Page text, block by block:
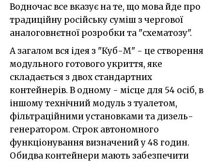
Водночас все вказує на те, що мова йде про
традиційну російську суміш з чергової
аналоговнєтної розробки та "схематозу".
А загалом вся ідея з "Куб-М" - це створення
модульного готового укриття, яке
складається з двох стандартних
контейнерів. В одному - місце для 54 осіб, в
іншому технічний модуль з туалетом,
фільтраційними установками та дизель-
генератором. Строк автономного
функціонування визначений у 48 годин.
Обидва контейнери мають забезпечити